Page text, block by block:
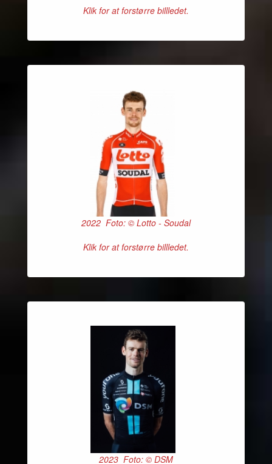
Klik for at forstørre billledet.
2022 Foto: © Lotto - Soudal
Klik for at forstørre billledet.
2023 Foto: © DSM